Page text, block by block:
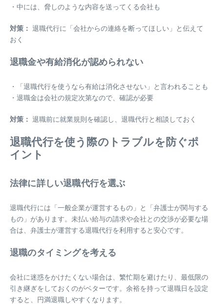
・中には、脅しのような内容を送ってくる会社も
対策： 退職代行に「会社からの連絡を断ってほしい」と伝えて
おく
退職金や有給消化が認められない
・「退職代行を使うなら有給は消化させない」と言われることも
・退職金は会社の規定次第なので、確認が必要
対策： 退職前に就業規則を確認し、退職代行と相談しておく
退職代行を使う際のトラブルを防ぐポ
イント
法律に詳しい退職代行を選ぶ
退職代行には「一般企業が運営するもの」と「弁護士が関与する
もの」があります。未払い給与の請求や会社との交渉が必要な場
合は、弁護士が運営する退職代行を利用すると安心です。
退職のタイミングを考える
会社に迷惑をかけたくない場合は、繁忙期を避けたり、最低限の
引き継ぎをしておくのがベターです。余裕を持って退職日を設定
すると、円満退職しやすくなります。